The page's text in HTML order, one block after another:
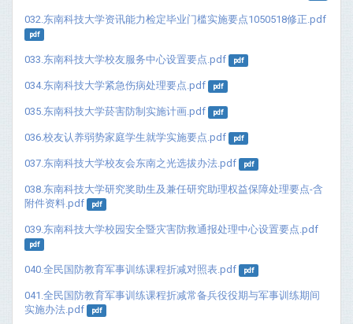
032.东南科技大学资讯能力检定毕业门槛实施要点1050518修正.pdf
pdf
033.东南科技大学校友服务中心设置要点.pdf pdf
034.东南科技大学紧急伤病处理要点.pdf pdf
035.东南科技大学菸害防制实施计画.pdf pdf
036.校友认养弱势家庭学生就学实施要点.pdf pdf
037.东南科技大学校友会东南之光选拔办法.pdf pdf
038.东南科技大学研究奖助生及兼任研究助理权益保障处理要点-含
附件资料.pdf
pdf
039.东南科技大学校园安全暨灾害防救通报处理中心设置要点.pdf
pdf
040.全民国防教育军事训练课程折减对照表.pdf pdf
041.全民国防教育军事训练课程折减常备兵役役期与军事训练期间
实施办法.pdf
pdf